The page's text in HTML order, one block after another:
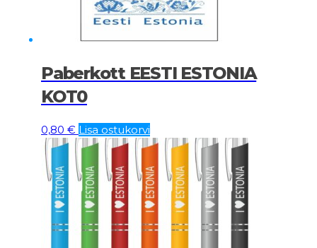
Paberkott EESTI ESTONIA
KOT0
0,80 € Lisa ostukorvi